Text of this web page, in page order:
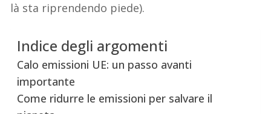
là sta riprendendo piede).
Indice degli argomenti
Calo emissioni UE: un passo avanti
importante
Come ridurre le emissioni per salvare il